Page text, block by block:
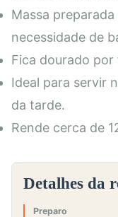
Massa
necessidade de
Fica dourado
Ideal para servir
da tarde.
Rende cerca de
Detalhes da
Preparo